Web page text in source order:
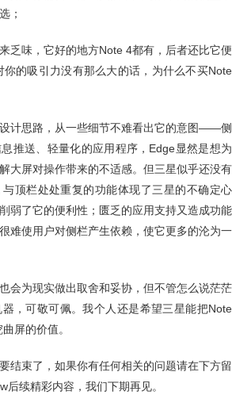
；
乏味，它好的地方Note 4都有，后者还比它便
的吸引力没有那么大的话，为什么不买Note
计思路，从一些细节不难看出它的意图——侧
推送、轻量化的应用程序，Edge显然是想为
大屏对操作带来的不适感。但三星似乎还没有
顶栏处处重复的功能体现了三星的不确定心
弱了它的便利性；匮乏的应用支持又造成功能
难使用户对侧栏产生依赖，使它更多的沦为一
会为现实做出取舍和妥协，但不管怎么说茫茫
，可敬可佩。我个人还是希望三星能把Note
屏的价值。
结束了，如果你有任何相关的问题请在下方留
后续精彩内容，我们下期再见。